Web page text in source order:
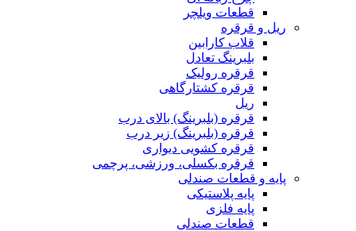
قطعات ویلچر
ریل و قرقره
قلاب کارابین
بلبرینگ تعادل
قرقره رولیک
قرقره کشتارگاهی
ریل
قرقره (بلبرینگ) بالای درب
قرقره (بلبرینگ) زیر درب
قرقره کشویی دیواری
قرقره بکسلی، ورزشی، پرچمی
پایه و قطعات صندلی
پایه پلاستیکی
پایه فلزی
قطعات صندلی